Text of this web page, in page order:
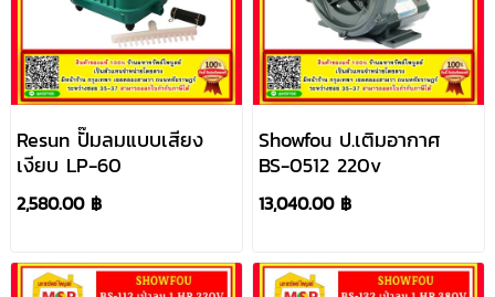
Resun ปั๊มลมแบบเสียง
เงียบ LP-60
2,580.00 ฿
Showfou ป.เติมอากาศ
BS-0512 220v
13,040.00 ฿